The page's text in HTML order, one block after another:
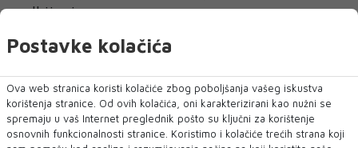
odbijanje.
Vođa većine u Senatu John Thune izjavio je da
sačuvati to pravilo nego onih koji ga ne žele".
Predsjednik Odbora za pravosuđe Charles
Grassley poručio je Bijeloj kući putem
Postavke kolačića
Ova web stranica koristi kolačiće zbog poboljšanja vašeg iskustva
korištenja stranice. Od ovih kolačića, oni karakterizirani kao nužni se
spremaju u vaš Internet preglednik pošto su ključni za korištenje
osnovnih funkcionalnosti stranice. Koristimo i kolačiće trećih strana koji